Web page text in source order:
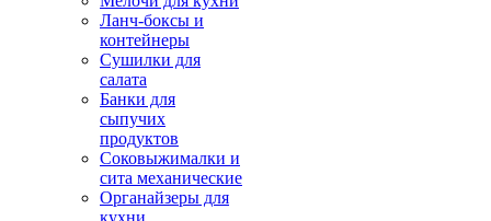
Ланч-боксы и
контейнеры
Сушилки для
салата
Банки для
сыпучих
продуктов
Соковыжималки и
сита механические
Органайзеры для
кухни